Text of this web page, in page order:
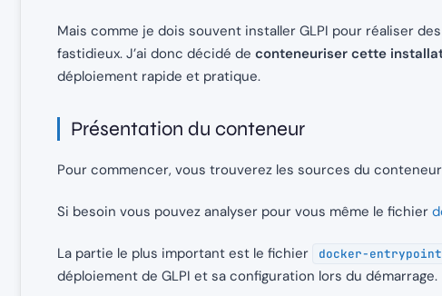
Mais comme je dois souvent installer GLPI pour réaliser
fastidieux. J’ai donc décidé de conteneuriser cette
déploiement rapide et pratique.
Présentation du conteneur
Pour commencer, vous trouverez les sources du
Si besoin vous pouvez analyser pour vous même le fichier
La partie le plus important est le fichier docker-
déploiement de GLPI et sa configuration lors du démarrage.